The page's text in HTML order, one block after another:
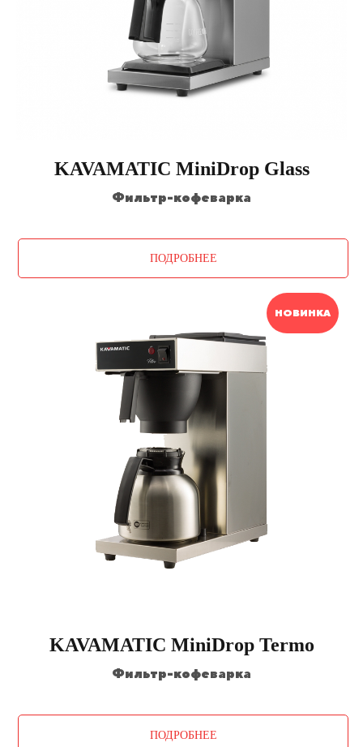
KAVAMATIC MiniDrop Glass
Фильтр-кофеварка
ПОДРОБНЕЕ
НОВИНКА
KAVAMATIC MiniDrop Termo
Фильтр-кофеварка
ПОДРОБНЕЕ